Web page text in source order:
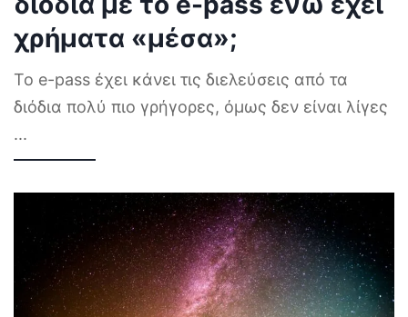
χρήματα «μέσα»;
Το e-pass έχει κάνει τις διελεύσεις από τα
διόδια πολύ πιο γρήγορες, όμως δεν είναι λίγες
...